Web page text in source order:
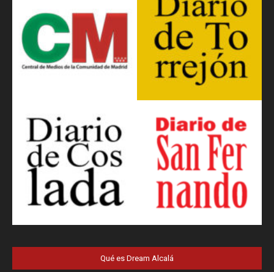
Qué es Dream Alcalá